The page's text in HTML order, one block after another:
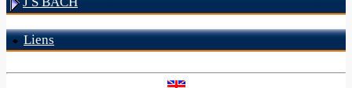
Liens